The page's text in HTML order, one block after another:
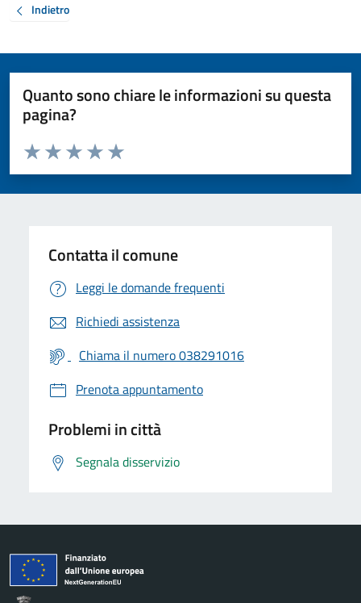
Indietro
Quanto sono chiare le informazioni su questa
pagina?
Valuta da 1 a 5 stelle la pagina
Valuta 5 stelle su 5
Valuta 4 stelle su 5
Valuta 3 stelle su 5
Valuta 2 stelle su 5
Valuta 1 stelle su 5
Contatta il comune
Leggi le domande frequenti
Richiedi assistenza
Chiama il numero 038291016
Prenota appuntamento
Problemi in città
Segnala disservizio